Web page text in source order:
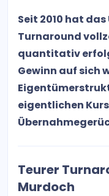
Seit 2010 hat
Turnaround
quantitativ
Gewinn auf sich
eigentlichen
Teurer
Murdoch